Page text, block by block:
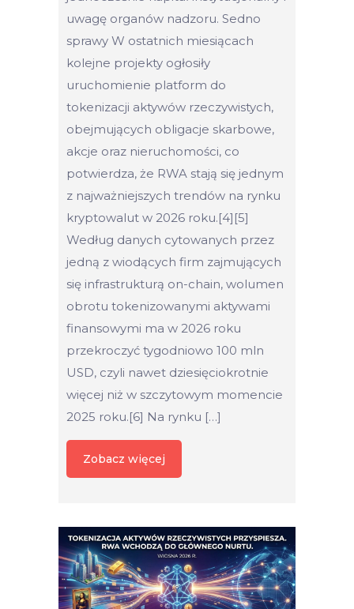
uwagę organów nadzoru. Sedno
sprawy W ostatnich miesiącach
kolejne projekty ogłosiły
uruchomienie platform do
tokenizacji aktywów rzeczywistych,
obejmujących obligacje skarbowe,
akcje oraz nieruchomości, co
potwierdza, że RWA stają się jednym
z najważniejszych trendów na rynku
kryptowalut w 2026 roku.[4][5]
Według danych cytowanych przez
jedną z wiodących firm zajmujących
się infrastrukturą on-chain, wolumen
obrotu tokenizowanymi aktywami
finansowymi ma w 2026 roku
przekroczyć tygodniowo 100 mln
USD, czyli nawet dziesięciokrotnie
więcej niż w szczytowym momencie
2025 roku.[6] Na rynku […]
Zobacz więcej